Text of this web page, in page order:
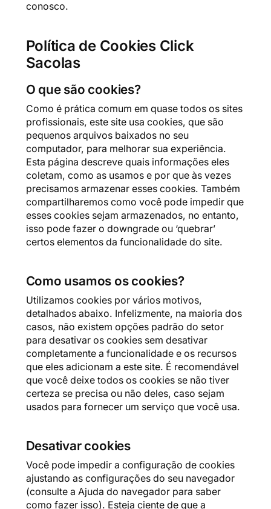
conosco.
Política de Cookies Click
Sacolas
O que são cookies?
Como é prática comum em quase todos os sites
profissionais, este site usa cookies, que são
pequenos arquivos baixados no seu
computador, para melhorar sua experiência.
Esta página descreve quais informações eles
coletam, como as usamos e por que às vezes
precisamos armazenar esses cookies. Também
compartilharemos como você pode impedir que
esses cookies sejam armazenados, no entanto,
isso pode fazer o downgrade ou ‘quebrar’
certos elementos da funcionalidade do site.
Como usamos os cookies?
Utilizamos cookies por vários motivos,
detalhados abaixo. Infelizmente, na maioria dos
casos, não existem opções padrão do setor
para desativar os cookies sem desativar
completamente a funcionalidade e os recursos
que eles adicionam a este site. É recomendável
que você deixe todos os cookies se não tiver
certeza se precisa ou não deles, caso sejam
usados ​​para fornecer um serviço que você usa.
Desativar cookies
Você pode impedir a configuração de cookies
ajustando as configurações do seu navegador
(consulte a Ajuda do navegador para saber
como fazer isso). Esteja ciente de que a